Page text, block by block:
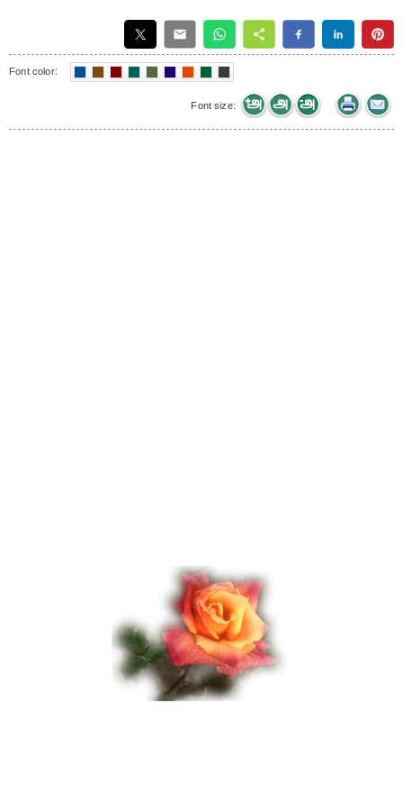
Font color:
Font size: